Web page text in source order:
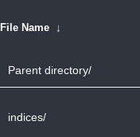
File Name ↓
Parent directory/
indices/